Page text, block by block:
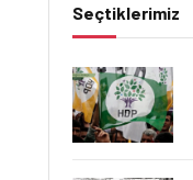
Seçtiklerimiz